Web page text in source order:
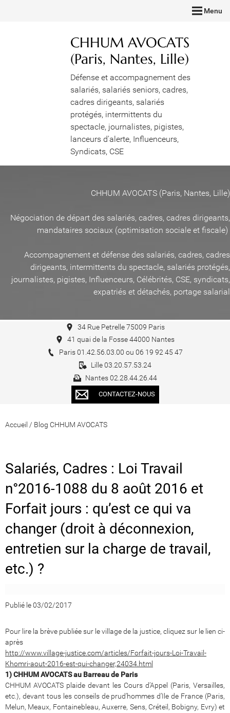
Menu
CHHUM AVOCATS
(Paris, Nantes, Lille)
Défense et accompagnement des
salariés, salariés seniors, cadres,
cadres dirigeants, salariés
protégés, intermittents du
spectacle, journalistes, pigistes,
lanceurs d'alerte, Influenceurs,
Syndicats, CSE
CHHUM AVOCATS (Paris, Nantes, Lille)
Négociation de départ des salariés, cadres, cadres dirigeants,
mandataires sociaux (optimisation sociale et fiscale)
Accompagnement et défense des salariés, cadres, cadres
dirigeants, intermittents du spectacle, salariés protégés,
journalistes, pigistes, Influenceurs, Célébrités, CSE, syndicats,
expatriés et détachés, portage salarial
34 Rue Petrelle 75009 Paris
41 quai de la Fosse 44000 Nantes
Paris 01.42.56.03.00 ou 06 19 92 45 47
Lille 03.20.57.53.24
Nantes 02.28.44.26.44
CONTACTEZ-NOUS
Accueil / Blog CHHUM AVOCATS
Salariés, Cadres : Loi Travail
n°2016-1088 du 8 août 2016 et
Forfait jours : qu’est ce qui va
changer (droit à déconnexion,
entretien sur la charge de travail,
etc.) ?
Publié le 03/02/2017
Pour lire la brève publiée sur le village de la justice, cliquez sur le lien ci-
après
http://www.village-justice.com/articles/Forfait-jours-Loi-Travail-
Khomri-aout-2016-est-qui-changer,24034.html
1) CHHUM AVOCATS au Barreau de Paris
CHHUM AVOCATS plaide devant les Cours d’Appel (Paris, Versailles,
etc.), devant tous les conseils de prud’hommes d’Ile de France (Paris,
Melun, Meaux, Fontainebleau, Auxerre, Sens, Créteil, Bobigny, Evry) et